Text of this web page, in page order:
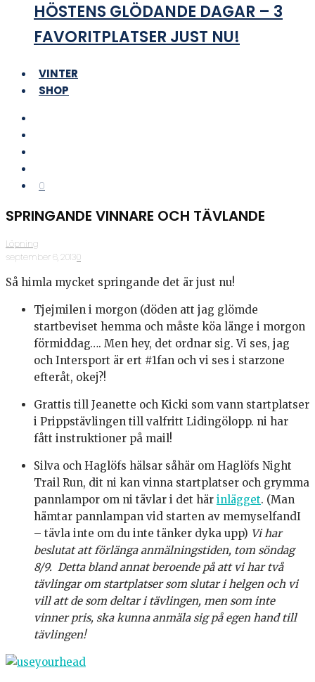
HÖSTENS GLÖDANDE DAGAR – 3
FAVORITPLATSER JUST NU!
VINTER
SHOP
0
SPRINGANDE VINNARE OCH TÄVLANDE
Löpning
·september 6, 2013·0
Så himla mycket springande det är just nu!
Tjejmilen i morgon (döden att jag glömde
startbeviset hemma och måste köa länge i morgon
förmiddag…. Men hey, det ordnar sig. Vi ses, jag
och Intersport är ert #1fan och vi ses i starzone
efteråt, okej?!
Grattis till Jeanette och Kicki som vann startplatser
i Prippstävlingen till valfritt Lidingölopp. ni har
fått instruktioner på mail!
Silva och Haglöfs hälsar såhär om Haglöfs Night
Trail Run, dit ni kan vinna startplatser och grymma
pannlampor om ni tävlar i det här inlägget. (Man
hämtar pannlampan vid starten av memyselfandI
– tävla inte om du inte tänker dyka upp) Vi har
beslutat att förlänga anmälningstiden, tom söndag
8/9. Detta bland annat beroende på att vi har två
tävlingar om startplatser som slutar i helgen och vi
vill att de som deltar i tävlingen, men som inte
vinner pris, ska kunna anmäla sig på egen hand till
tävlingen!